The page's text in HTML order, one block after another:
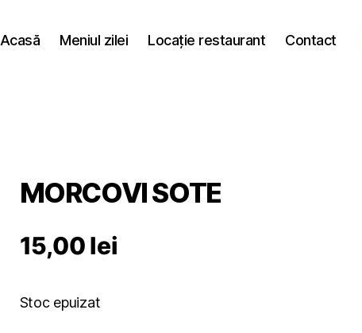
Acasă Meniul zilei Locație restaurant Contact
MORCOVI SOTE
15,00lei
Stoc epuizat